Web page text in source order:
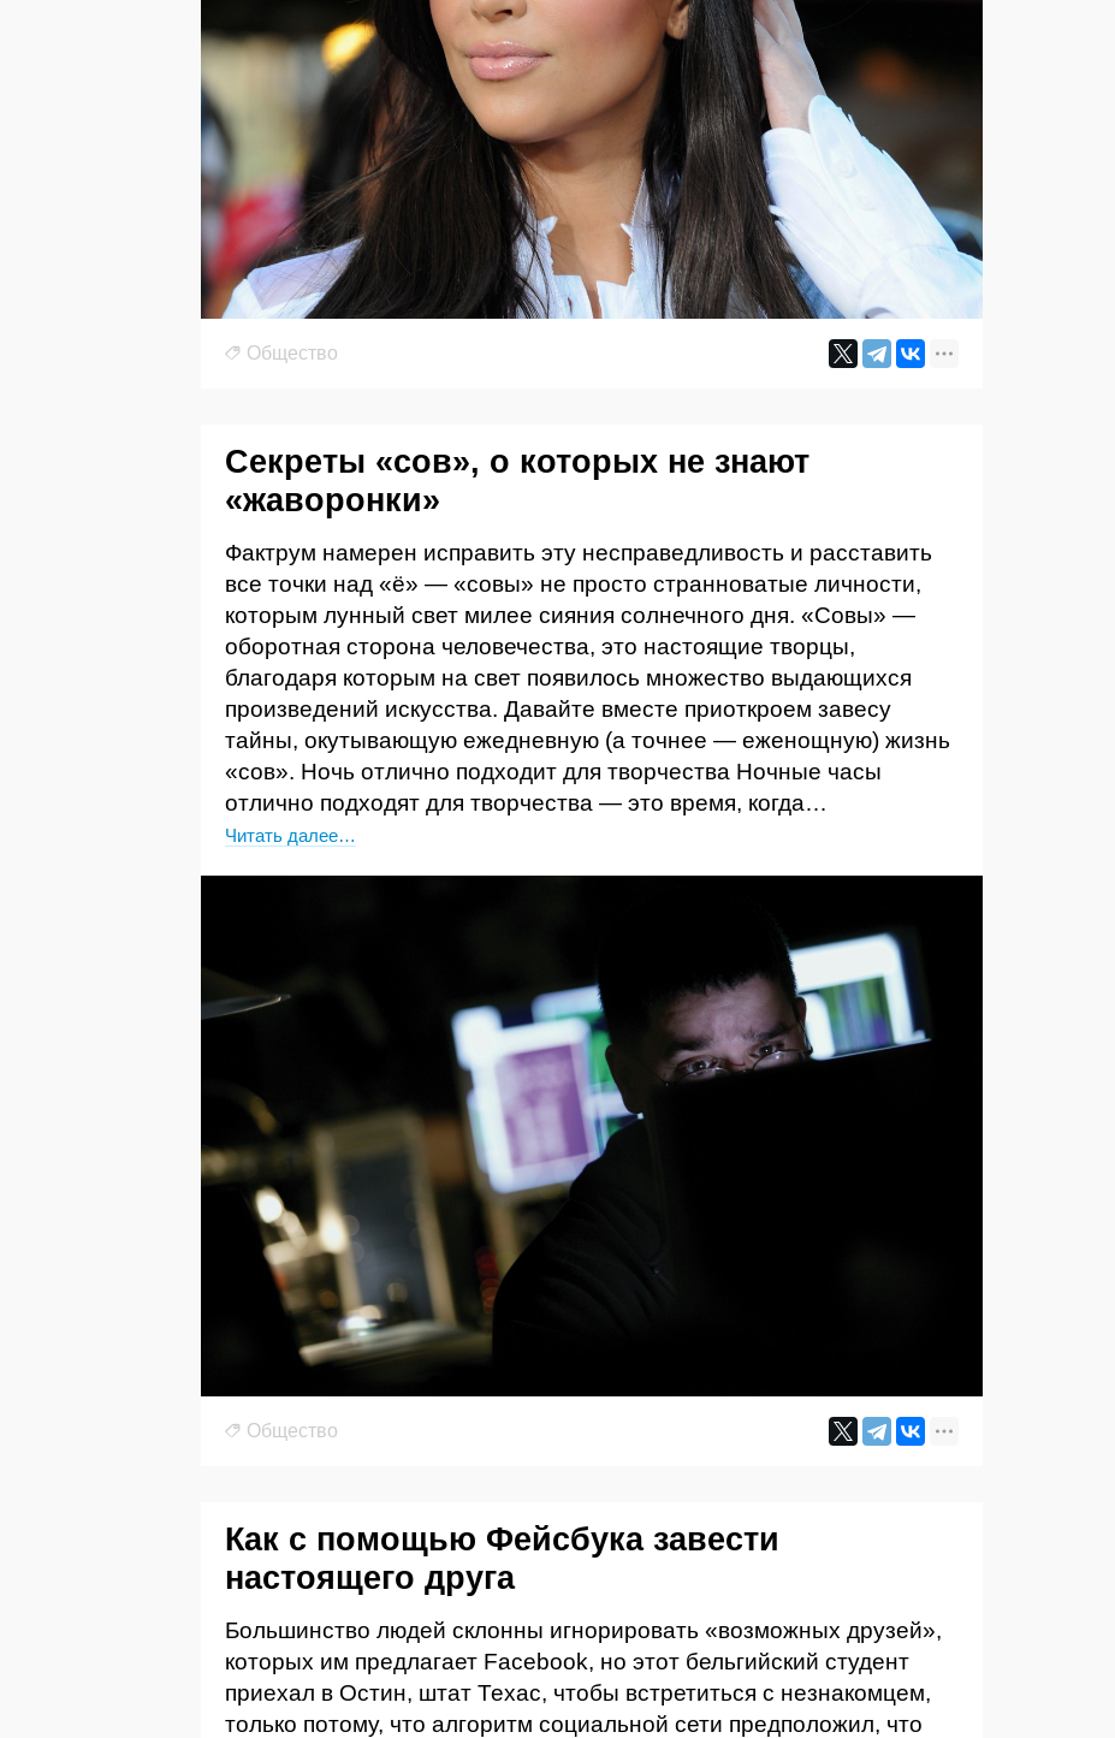
Общество
Секреты «сов», о которых не знают
«жаворонки»
Фактрум намерен исправить эту несправедливость и расставить
все точки над «ё» — «совы» не просто странноватые личности,
которым лунный свет милее сияния солнечного дня. «Совы» —
оборотная сторона человечества, это настоящие творцы,
благодаря которым на свет появилось множество выдающихся
произведений искусства. Давайте вместе приоткроем завесу
тайны, окутывающую ежедневную (а точнее — еженощную) жизнь
«сов». Ночь отлично подходит для творчества Ночные часы
отлично подходят для творчества — это время, когда…
Читать далее…
Общество
Как с помощью Фейсбука завести
настоящего друга
Большинство людей склонны игнорировать «возможных друзей»,
которых им предлагает Facebook, но этот бельгийский студент
приехал в Остин, штат Техас, чтобы встретиться с незнакомцем,
только потому, что алгоритм социальной сети предположил, что